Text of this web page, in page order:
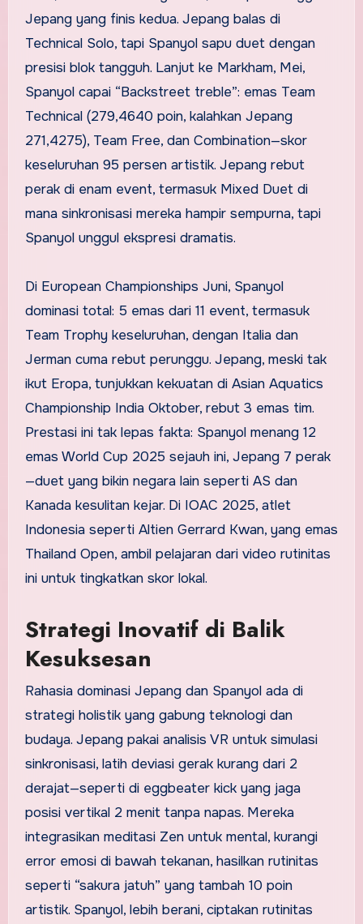
Jepang yang finis kedua. Jepang balas di
Technical Solo, tapi Spanyol sapu duet dengan
presisi blok tangguh. Lanjut ke Markham, Mei,
Spanyol capai “Backstreet treble”: emas Team
Technical (279,4640 poin, kalahkan Jepang
271,4275), Team Free, dan Combination—skor
keseluruhan 95 persen artistik. Jepang rebut
perak di enam event, termasuk Mixed Duet di
mana sinkronisasi mereka hampir sempurna, tapi
Spanyol unggul ekspresi dramatis.
Di European Championships Juni, Spanyol
dominasi total: 5 emas dari 11 event, termasuk
Team Trophy keseluruhan, dengan Italia dan
Jerman cuma rebut perunggu. Jepang, meski tak
ikut Eropa, tunjukkan kekuatan di Asian Aquatics
Championship India Oktober, rebut 3 emas tim.
Prestasi ini tak lepas fakta: Spanyol menang 12
emas World Cup 2025 sejauh ini, Jepang 7 perak
—duet yang bikin negara lain seperti AS dan
Kanada kesulitan kejar. Di IOAC 2025, atlet
Indonesia seperti Altien Gerrard Kwan, yang emas
Thailand Open, ambil pelajaran dari video rutinitas
ini untuk tingkatkan skor lokal.
Strategi Inovatif di Balik
Kesuksesan
Rahasia dominasi Jepang dan Spanyol ada di
strategi holistik yang gabung teknologi dan
budaya. Jepang pakai analisis VR untuk simulasi
sinkronisasi, latih deviasi gerak kurang dari 2
derajat—seperti di eggbeater kick yang jaga
posisi vertikal 2 menit tanpa napas. Mereka
integrasikan meditasi Zen untuk mental, kurangi
error emosi di bawah tekanan, hasilkan rutinitas
seperti “sakura jatuh” yang tambah 10 poin
artistik. Spanyol, lebih berani, ciptakan rutinitas